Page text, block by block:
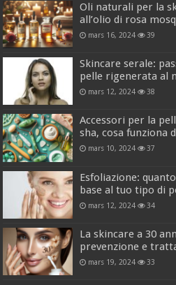
Oli naturali per la
all’olio di rosa
mars 16, 2024 39
Skincare serale:
pelle rigenerata al
mars 12, 2024 38
Accessori per la
sha, cosa funziona
mars 10, 2024 37
Esfoliazione:
base al tuo tipo di
mars 12, 2024 34
La skincare a 30
prevenzione e
mars 19, 2024 33